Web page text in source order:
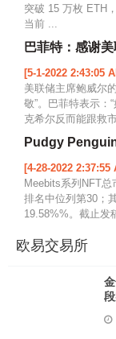
突破 15 万枚 ETH
当前 ...
巴菲特：感谢
[5-1-2022 2:43:05
美联储主席鲍威尔
敬”。巴菲特表示：
克希尔反而能跟救
Pudgy
[4-28-2022 2:37:55
Meebits系列NFT
排名中位列第30；
19.58%%。截止发
欧易交易所